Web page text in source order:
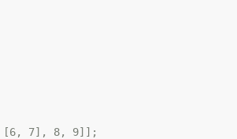
[6, 7], 8, 9]];